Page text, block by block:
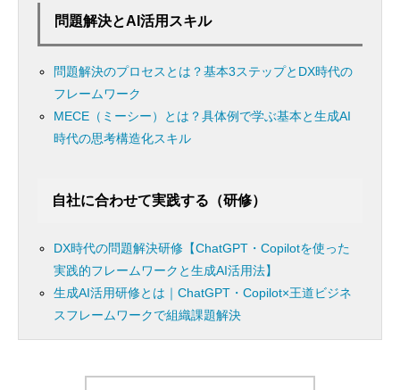
問題解決とAI活用スキル
問題解決のプロセスとは？基本3ステップとDX時代の
フレームワーク
MECE（ミーシー）とは？具体例で学ぶ基本と生成AI
時代の思考構造化スキル
自社に合わせて実践する（研修）
DX時代の問題解決研修【ChatGPT・Copilotを使った
実践的フレームワークと生成AI活用法】
生成AI活用研修とは｜ChatGPT・Copilot×王道ビジネ
スフレームワークで組織課題解決